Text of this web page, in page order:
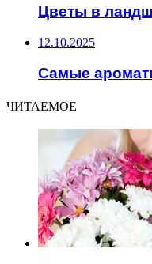
Цветы в
12.10.2025
Самые
ЧИТАЕМОЕ